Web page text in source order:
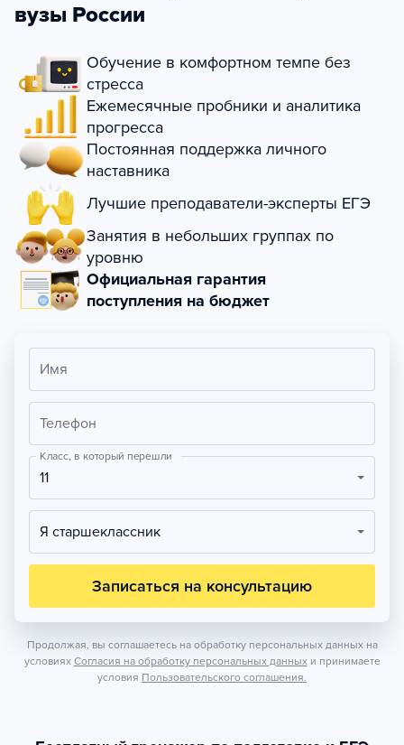
вузы России
Обучение в комфортном темпе без
стресса
Ежемесячные пробники и аналитика
прогресса
Постоянная поддержка личного
наставника
Лучшие преподаватели-эксперты ЕГЭ
Занятия в небольших группах по
уровню
Официальная гарантия
поступления на бюджет
Имя
Телефон
Класс, в который перешли
11
Я старшеклассник
Записаться на консультацию
Продолжая, вы соглашаетесь на обработку персональных данных на
условиях Согласия на обработку персональных данных и принимаете
условия Пользовательского соглашения.